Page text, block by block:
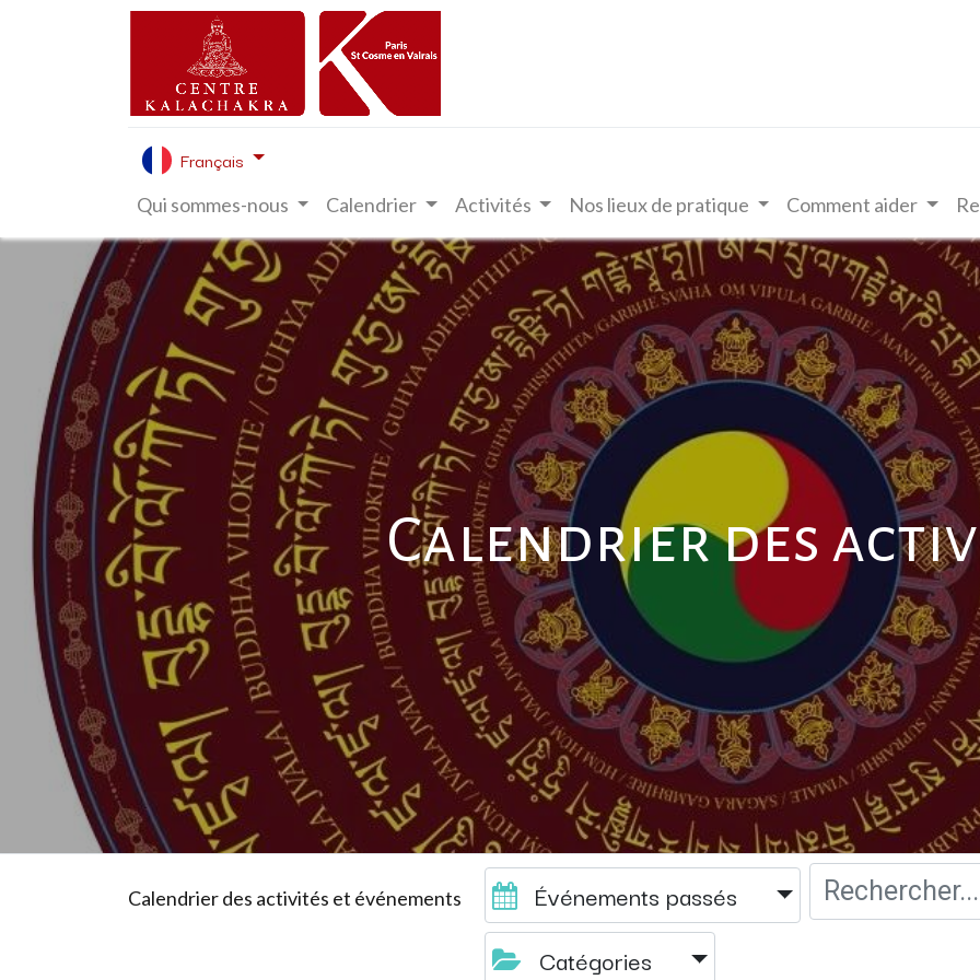
Français
Qui sommes-nous Calendrier Activités Nos lieux de pratique Comment aider
Calendrier des
Calendrier des activités et événements
Événements passés
Catégories